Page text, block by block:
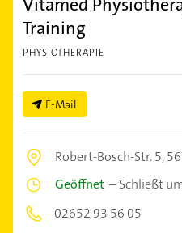
Training
PHYSIOTHERAPIE
E-Mail
Robert-Bosch-Str. 5,
Geöffnet –Schließt
02652 93 56 05